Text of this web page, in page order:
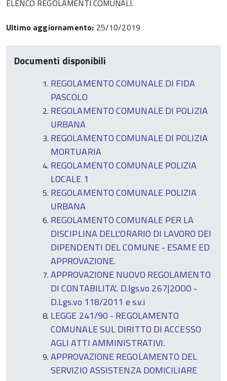
ELENCO REGOLAMENTI COMUNALI.
Ultimo aggiornamento: 25/10/2019
Documenti disponibili
REGOLAMENTO COMUNALE DI FIDA
PASCOLO
REGOLAMENTO COMUNALE DI POLIZIA
URBANA
REGOLAMENTO COMUNALE DI POLIZIA
MORTUARIA
REGOLAMENTO COMUNALE POLIZIA
LOCALE 1
REGOLAMENTO COMUNALE POLIZIA
URBANA
REGOLAMENTO COMUNALE PER LA
DISCIPLINA DELL'ORARIO DI LAVORO DEI
DIPENDENTI DEL COMUNE - ESAME ED
APPROVAZIONE.
APPROVAZIONE NUOVO REGOLAMENTO
DI CONTABILITA'.. D.lgs.vo 267|2OOO -
D.Lgs.vo 118/2011 e s.v.i
LEGGE 241/90 - REGOLAMENTO
COMUNALE SUL DIRITTO DI ACCESSO
AGLI ATTI AMMINISTRATIVI.
APPROVAZIONE REGOLAMENTO DEL
SERVIZIO ASSISTENZA DOMICILIARE